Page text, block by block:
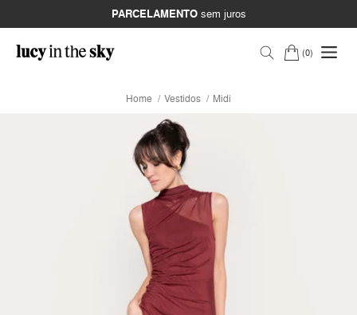
PARCELAMENTOsem juros
0
Home Vestidos Midi